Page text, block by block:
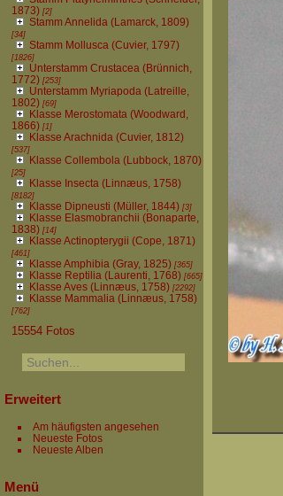
1873)[2]
Stamm Annelida (Lamarck, 1809)
[34]
Stamm Mollusca (Cuvier, 1797)
[1826]
Unterstamm Crustacea (Brünnich,
1772)[253]
Unterstamm Myriapoda (Latreille,
1802)[69]
Klasse Merostomata (Woodward,
1866)[1]
Klasse Arachnida (Cuvier, 1812)
[537]
Klasse Collembola (Lubbock, 1870)
[25]
Klasse Insecta (Linnæus, 1758)
[8182]
Klasse Dipneusti (Müller, 1844)[3]
Klasse Elasmobranchii (Bonaparte,
1838)[14]
Klasse Actinopterygii (Cope, 1871)
[461]
Klasse Amphibia (Gray, 1825)[365]
Klasse Reptilia (Laurenti, 1768)[665]
Klasse Aves (Linnæus, 1758)[2292]
Klasse Mammalia (Linnæus, 1758)
[762]
15554 Fotos
Erweitert
Am häufigsten angesehen
Neueste Fotos
Neueste Alben
Menü